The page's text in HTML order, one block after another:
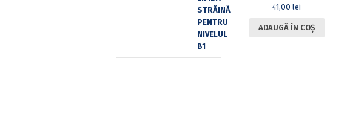
41,00lei
ADAUGĂ ÎN COȘ